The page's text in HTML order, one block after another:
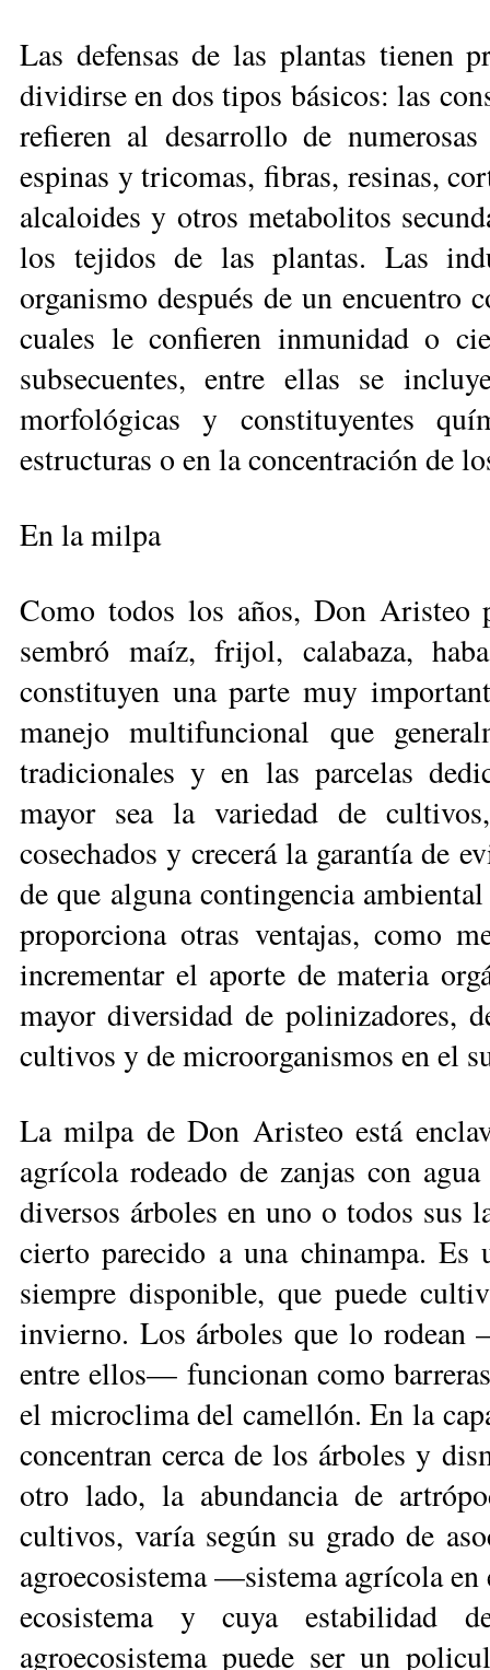
Las defensas de las plantas tienen
dividirse en dos tipos básicos: las
refieren al desarrollo de
espinas y tricomas, fibras, resinas,
alcaloides y otros metabolitos
los te­jidos de las plantas. Las
organismo después de un encuentro
cuales le confieren inmuni­dad o
subsecuentes, entre ellas se
morfológicas y constituyentes
estructuras o en la concentración de
En la milpa
Como todos los años, Don Aristeo
sembró maíz, frijol, calabaza,
constituyen una parte muy
manejo multifuncional que
tradicionales y en las parcelas
mayor sea la variedad de
cosechados y crecerá la garantía de
de que alguna contingencia
proporciona otras ventajas, como
incrementar el aporte de materia
mayor diversidad de polinizadores,
cultivos y de microorganismos en el
La milpa de Don Aristeo está
agrícola rodeado de zanjas con
diversos árboles en uno o todos
cierto parecido a una chinampa. Es
siempre disponible, que puede
invierno. Los árboles que lo rodean
en­tre ellos— funcionan como
el microclima del camellón. En la
concentran cerca de los árboles y
otro lado, la abundancia de
cultivos, varía según su grado de
agroecosistema —sis­te­ma agrícola
eco­sistema y cuya estabilidad
agroecosistema puede ser un